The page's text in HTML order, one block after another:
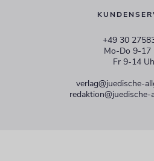
+49 30
Mo-Do 9-17
Fr 9-14
verlag@juedische-
redaktion@juedische-